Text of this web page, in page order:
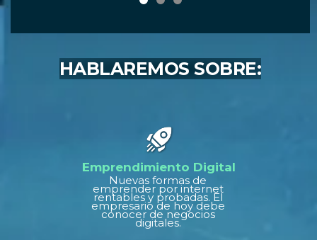
HABLAREMOS SOBRE:
Emprendimiento Digital
Nuevas formas de
emprender por internet
rentables y probadas. El
empresario de hoy debe
conocer de negocios
digitales.